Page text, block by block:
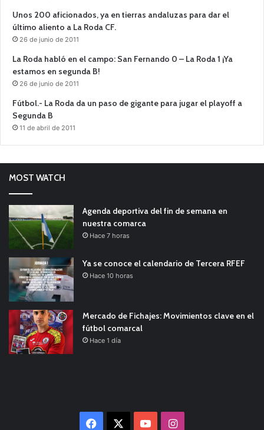
Unos 200 aficionados, ya en tierras andaluzas para dar el
último aliento a La Roda CF.
26 de junio de 2011
La Roda habló en el campo: San Fernando 0 – La Roda 1 ¡Ya
estamos en segunda B!
26 de junio de 2011
Fútbol.- La Roda da un paso de gigante para jugar el playoff a
Segunda B
11 de abril de 2011
MOST WATCH
Agenda deportiva del fin de semana en
nuestra comarca
Hace 7 horas
Ya se conoce el calendario de Tercera RFEF
Hace 10 horas
Mercado de Fichajes: Movimientos clave en el
fútbol comarcal
Hace 1 día
Facebook YouTubeInstagram